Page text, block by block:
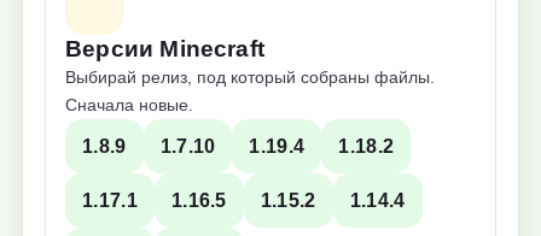
Версии Minecraft
Выбирай релиз, под который собраны файлы.
Сначала новые.
1.8.9 1.7.10 1.19.4 1.18.2
1.17.1 1.16.5 1.15.2 1.14.4